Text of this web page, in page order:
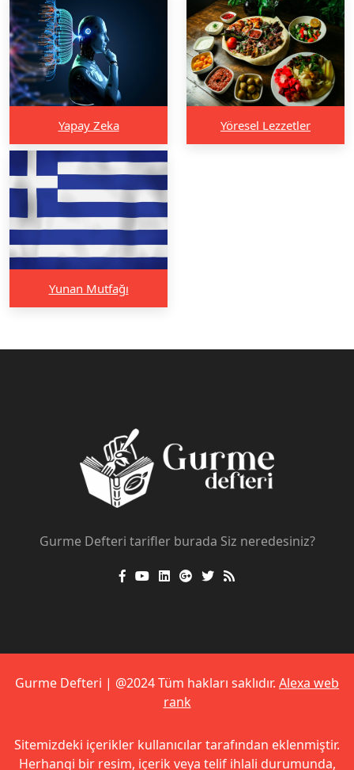
Yapay Zeka Yöresel Lezzetler
Yunan Mutfağı
Gurme Defteri tarifler burada Siz neredesiniz?
Gurme Defteri | @2024 Tüm hakları saklıdır. Alexa web
rank
Sitemizdeki içerikler kullanıcılar tarafından eklenmiştir.
Herhangi bir resim, içerik veya telif ihlali durumunda,